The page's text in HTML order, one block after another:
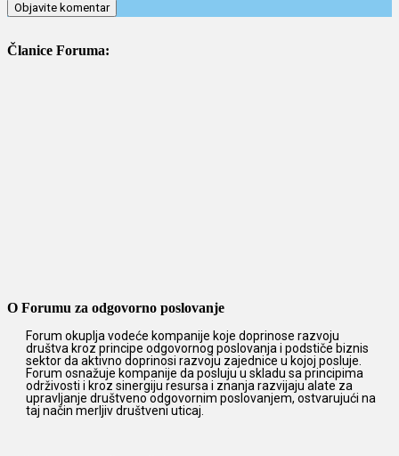
Članice Foruma:
O Forumu za odgovorno poslovanje
Forum okuplja vodeće kompanije koje doprinose razvoju
društva kroz principe odgovornog poslovanja i podstiče biznis
sektor da aktivno doprinosi razvoju zajednice u kojoj posluje.
Forum osnažuje kompanije da posluju u skladu sa principima
održivosti i kroz sinergiju resursa i znanja razvijaju alate za
upravljanje društveno odgovornim poslovanjem, ostvarujući na
taj način merljiv društveni uticaj.